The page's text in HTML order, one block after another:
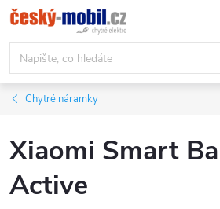
Přejít
na
obsah
Chytré náramky
Xiaomi Smart
Active